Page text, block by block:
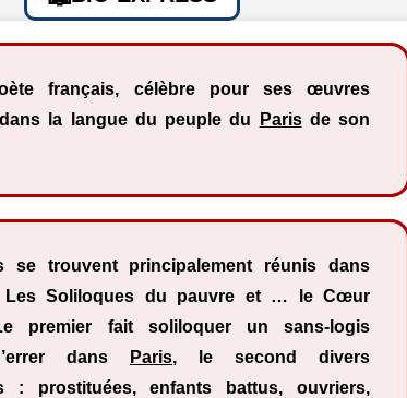
français, célèbre pour ses œuvres
la langue du peuple du
Parisde son
se trouvent principalement réunis dans
Les Soliloques du pauvre et … le Cœur
premier fait soliloquer un sans-logis
dans
Paris, le second divers
: prostituées, enfants battus, ouvriers,